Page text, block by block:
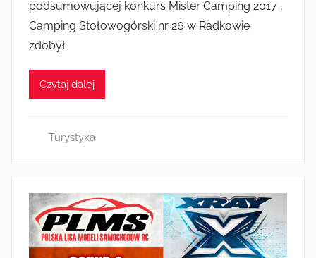
e
z
podsumowującej konkurs Mister Camping 2017 ,
Camping Stołowogórski nr 26 w Radkowie
zdobył
Czytaj dalej
Turystyka